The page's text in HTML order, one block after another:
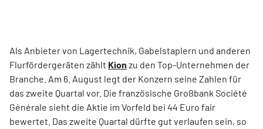
Als Anbieter von Lagertechnik, Gabelstaplern und anderen
Flurfördergeräten zählt Kion zu den Top-Unternehmen der
Branche. Am 6. August legt der Konzern seine Zahlen für
das zweite Quartal vor. Die französische Großbank Société
Générale sieht die Aktie im Vorfeld bei 44 Euro fair
bewertet. Das zweite Quartal dürfte gut verlaufen sein, so